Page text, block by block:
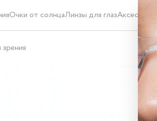
Очки от солнцаЛинзы для глазАксессуары